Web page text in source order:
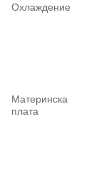
Охлаждение
Материнска
плата